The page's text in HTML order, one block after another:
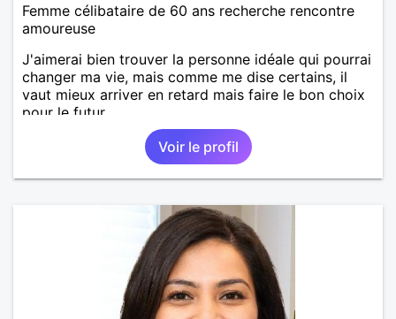
Femme célibataire de 60 ans recherche rencontre
amoureuse
J'aimerai bien trouver la personne idéale qui pourrai
changer ma vie, mais comme me dise certains, il
vaut mieux arriver en retard mais faire le bon choix
pour le futur.
Voir le profil